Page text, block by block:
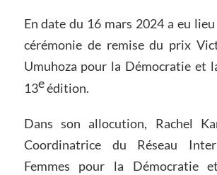
En date du 16 mars 2024 a eu
cérémonie de remise du prix
Umuhoza pour la Démocratie et
13eédition.
Dans son allocution, Rachel
Coordinatrice du Réseau
Femmes pour la Démocratie